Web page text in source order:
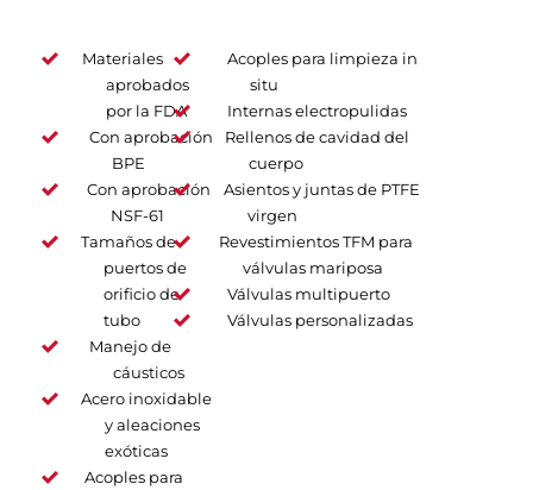
Materiales
aprobados
por la FDA
Con aprobación
BPE
Con aprobación
NSF-61
Tamaños de
puertos de
orificio de
tubo
Manejo de
cáusticos
Acero inoxidable
y aleaciones
exóticas
Acoples para
Acoples para limpieza in
situ
Internas electropulidas
Rellenos de cavidad del
cuerpo
Asientos y juntas de PTFE
virgen
Revestimientos TFM para
válvulas mariposa
Válvulas multipuerto
Válvulas personalizadas